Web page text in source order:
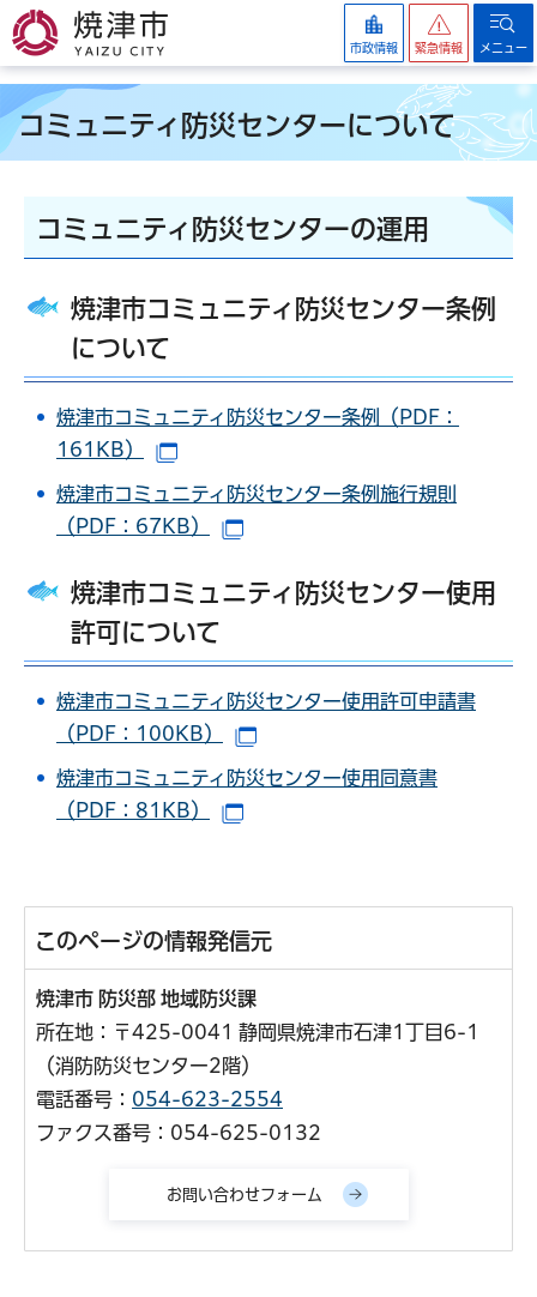
焼津市
市政情報 緊急情報 メニュー
コミュニティ防災センターについて
コミュニティ防災センターの運用
焼津市コミュニティ防災センター条例
について
焼津市コミュニティ防災センター条例（PDF：
161KB）
焼津市コミュニティ防災センター条例施行規則
（PDF：67KB）
焼津市コミュニティ防災センター使用
許可について
焼津市コミュニティ防災センター使用許可申請書
（PDF：100KB）
焼津市コミュニティ防災センター使用同意書
（PDF：81KB）
このページの情報発信元
焼津市 防災部 地域防災課
所在地：〒425-0041 静岡県焼津市石津1丁目6-1
（消防防災センター2階）
電話番号： 054-623-2554
ファクス番号：054-625-0132